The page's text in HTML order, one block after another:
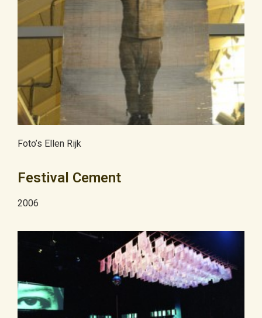
Foto’s Ellen Rijk
Festival Cement
2006